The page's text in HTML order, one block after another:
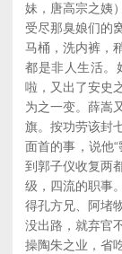
妹，唐高宗之姨
受尽那臭娘们的
马桶，洗内裤，
都是非人生活。
啦，又出了安史
为之一变。薛嵩
旗。按功劳该封
面首的事，说他
到郭子仪收复两
级，四流的职事
得孔方兄、阿堵
没出路，就弃官
操陶朱之业，省